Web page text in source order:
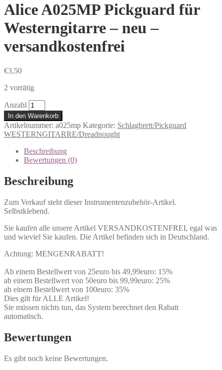
Alice A025MP Pickguard für
Westerngitarre – neu –
versandkostenfrei
€3,50
2 vorrätig
Anzahl
In den Warenkorb
Artikelnummer: a025mp Kategorie: Schlagbrett/Pickguard
WESTERNGITARRE/Dreadnought
Beschreibung
Bewertungen (0)
Beschreibung
Zum Verkauf steht dieser Instrumentenzubehör-Artikel.
Selbstklebend.
Sie kaufen alle unsere Artikel VERSANDKOSTENFREI, egal was
und wieviel Sie kaufen. Die Artikel befinden sich in Deutschland.
Achtung: MENGENRABATT!
Ab einem Bestellwert von 25euro bis 49,99euro: 15%
ab einem Bestellwert von 50euro bis 99,99euro: 25%
ab einem Bestellwert von 100euro: 35%
Dies gilt für ALLE Artikel!
Sie müssen nichts tun, das System berechnet den Rabatt
automatisch.
Bewertungen
Es gibt noch keine Bewertungen.